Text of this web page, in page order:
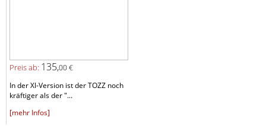
Preis ab: 135,00 €
In der Xl-Version ist der TOZZ noch
kräftiger als der "...
[mehr Infos]